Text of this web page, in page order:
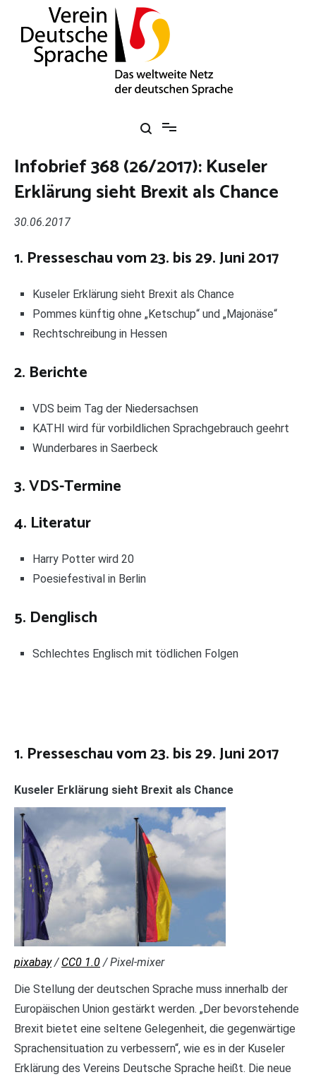
springen
Infobrief 368 (26/2017): Kuseler
Erklärung sieht Brexit als Chance
30.06.2017
1. Presseschau vom 23. bis 29. Juni 2017
Kuseler Erklärung sieht Brexit als Chance
Pommes künftig ohne „Ketschup“ und „Majonäse“
Rechtschreibung in Hessen
2. Berichte
VDS beim Tag der Niedersachsen
KATHI wird für vorbildlichen Sprachgebrauch geehrt
Wunderbares in Saerbeck
3. VDS-Termine
4. Literatur
Harry Potter wird 20
Poesiefestival in Berlin
5. Denglisch
Schlechtes Englisch mit tödlichen Folgen
1. Presseschau vom 23. bis 29. Juni 2017
Kuseler Erklärung sieht Brexit als Chance
pixabay/ CC0 1.0/ Pixel-mixer
Die Stellung der deutschen Sprache muss innerhalb der
Europäischen Union gestärkt werden. „Der bevorstehende
Brexit bietet eine seltene Gelegenheit, die gegenwärtige
Sprachensituation zu verbessern“, wie es in der Kuseler
Erklärung des Vereins Deutsche Sprache heißt. Die neue